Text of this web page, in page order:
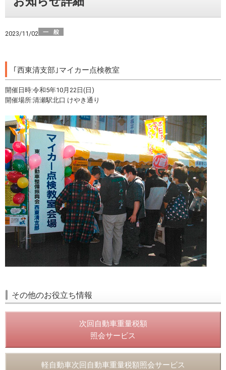
2023/11/02
｢西東清支部｣マイカー点検教室
開催日時:令和5年10月22日(日)
開催場所:清瀬駅北口 けやき通り
その他のお役立ち情報
次回自動車重量税額
照会サービス
軽自動車次回自動車重量税額照会サービス